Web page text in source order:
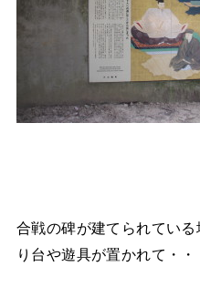
合戦の碑が建てられてい
り台や遊具が置かれて・・